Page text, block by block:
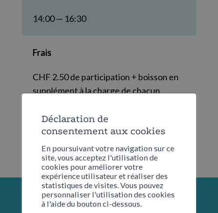
14:00 — 16:30
Frais
CHF 2.50 de participation + boisson en
supplément à la charge de chacun
Déclaration de
consentement aux cookies
En poursuivant votre navigation sur ce
site, vous acceptez l'utilisation de
cookies pour améliorer votre
expérience utilisateur et réaliser des
statistiques de visites. Vous pouvez
personnaliser l'utilisation des cookies
à l'aide du bouton ci-dessous.